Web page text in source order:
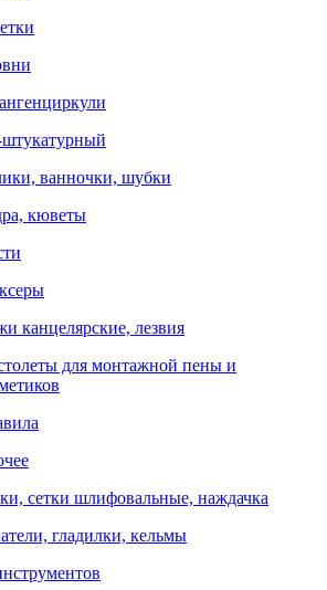
ванночки, шубки
кюветы
канцелярские, лезвия
для монтажной пены и
сетки шлифовальные, наждачка
гладилки, кельмы